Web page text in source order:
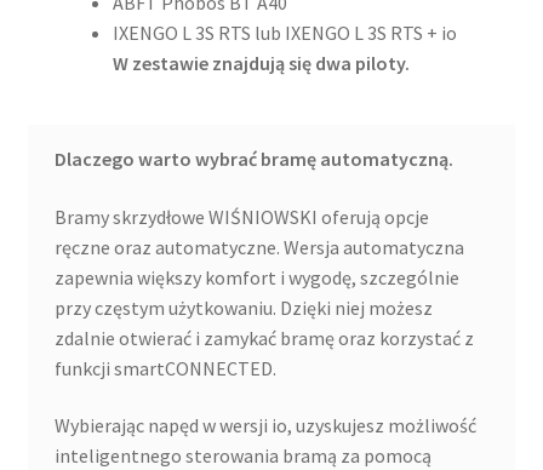
IXENGO L 3S RTS lub IXENGO L 3S RTS + io
W zestawie znajdują się dwa piloty.
Dlaczego warto wybrać bramę automatyczną.
Bramy skrzydłowe WIŚNIOWSKI oferują opcje
ręczne oraz automatyczne. Wersja automatyczna
zapewnia większy komfort i wygodę, szczególnie
przy częstym użytkowaniu. Dzięki niej możesz
zdalnie otwierać i zamykać bramę oraz korzystać z
funkcji smartCONNECTED.
Wybierając napęd w wersji io, uzyskujesz możliwość
inteligentnego sterowania bramą za pomocą